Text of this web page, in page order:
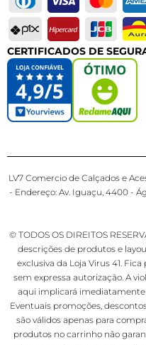
CERTIFICADOS DE
LV7 Comercio de Calçados e
- Endereço: Av. Iguaçu, 4400 -
© TODOS OS DIREITOS
descrições de produtos e
exclusiva da Loja Virus 41.
sem expressa autorização. A
aqui implicará imediatamente
Eventuais promoções,
são válidos apenas para
produtos no carrinho não